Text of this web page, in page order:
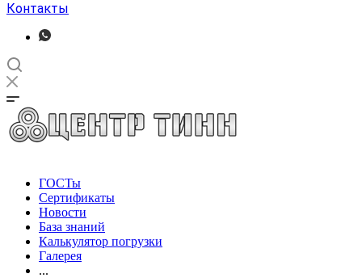
Контакты
ГОСТы
Сертификаты
Новости
База знаний
Калькулятор погрузки
Галерея
...